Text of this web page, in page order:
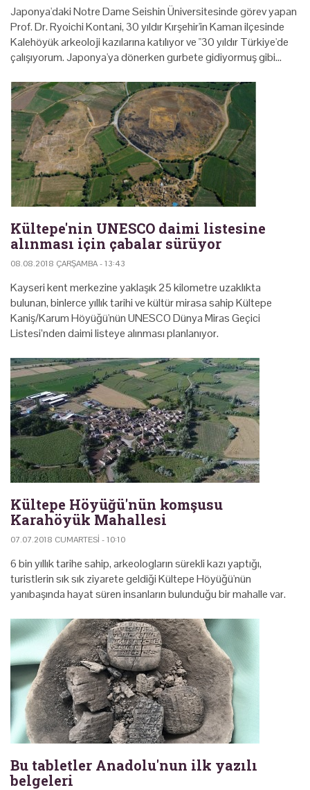
Japonya'daki Notre Dame Seishin Üniversitesinde görev yapan
Prof. Dr. Ryoichi Kontani, 30 yıldır Kırşehir'in Kaman ilçesinde
Kalehöyük arkeoloji kazılarına katılıyor ve "30 yıldır Türkiye'de
çalışıyorum. Japonya'ya dönerken gurbete gidiyormuş gibi…
Kültepe'nin UNESCO daimi listesine
alınması için çabalar sürüyor
08.08.2018 ÇARŞAMBA - 13:43
Kayseri kent merkezine yaklaşık 25 kilometre uzaklıkta
bulunan, binlerce yıllık tarihi ve kültür mirasa sahip Kültepe
Kaniş/Karum Höyüğü'nün UNESCO Dünya Miras Geçici
Listesi’nden daimi listeye alınması planlanıyor.
Kültepe Höyüğü'nün komşusu
Karahöyük Mahallesi
07.07.2018 CUMARTESI - 10:10
6 bin yıllık tarihe sahip, arkeologların sürekli kazı yaptığı,
turistlerin sık sık ziyarete geldiği Kültepe Höyüğü'nün
yanıbaşında hayat süren insanların bulunduğu bir mahalle var.
Bu tabletler Anadolu'nun ilk yazılı
belgeleri